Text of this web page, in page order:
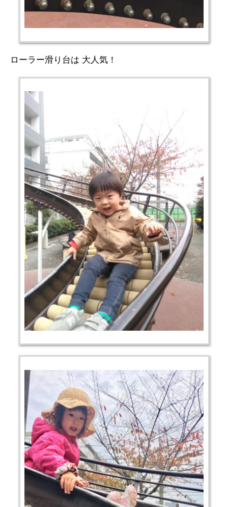
ローラー滑り台は 大人気！